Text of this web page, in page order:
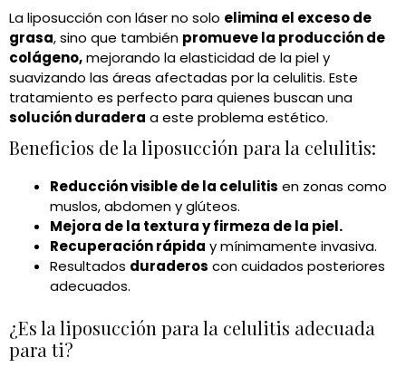
La liposucción con láser no solo elimina el exceso de
grasa, sino que también promueve la producción de
colágeno,mejorando la elasticidad de la piel y
suavizando las áreas afectadas por la celulitis. Este
tratamiento es perfecto para quienes buscan una
solución duradera a este problema estético.
Beneficios de la liposucción para la celulitis:
Reducción visible de la celulitis en zonas como
muslos, abdomen y glúteos.
Mejora de la textura y firmeza de la piel.
Recuperación rápida y mínimamente invasiva.
Resultados duraderos con cuidados posteriores
adecuados.
¿Es la liposucción para la celulitis adecuada
para ti?